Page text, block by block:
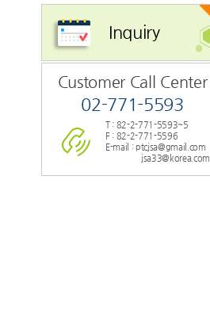
Inquiry
Customer Call Center
02-771-5593
T : 82-2-771-5593~5
F : 82-2-771-5596
E-mail : ptcjsa@gmail.com
jsa33@korea.com